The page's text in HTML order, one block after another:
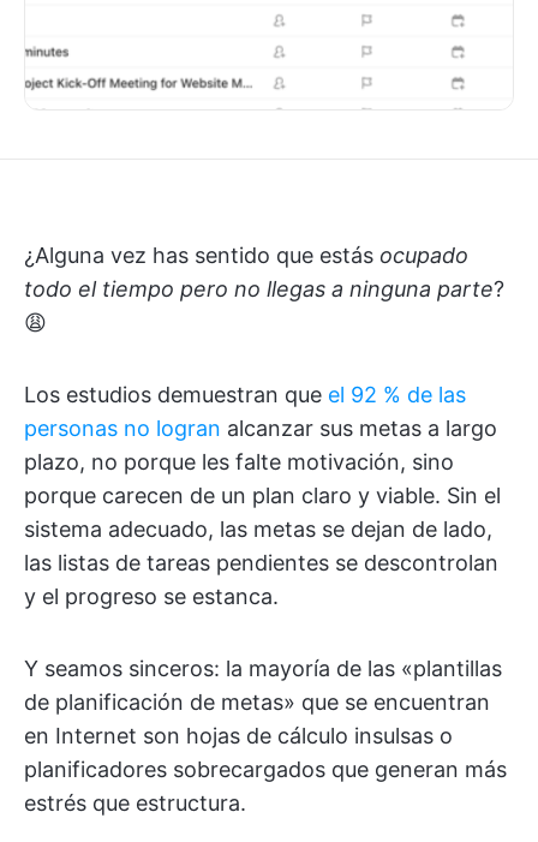
¿Alguna vez has sentido que estás ocupado
todo el tiempo pero no llegas a ninguna parte?
😩
Los estudios demuestran que el 92 % de las
personas no logran alcanzar sus metas a largo
plazo, no porque les falte motivación, sino
porque carecen de un plan claro y viable. Sin el
sistema adecuado, las metas se dejan de lado,
las listas de tareas pendientes se descontrolan
y el progreso se estanca.
Y seamos sinceros: la mayoría de las «plantillas
de planificación de metas» que se encuentran
en Internet son hojas de cálculo insulsas o
planificadores sobrecargados que generan más
estrés que estructura.